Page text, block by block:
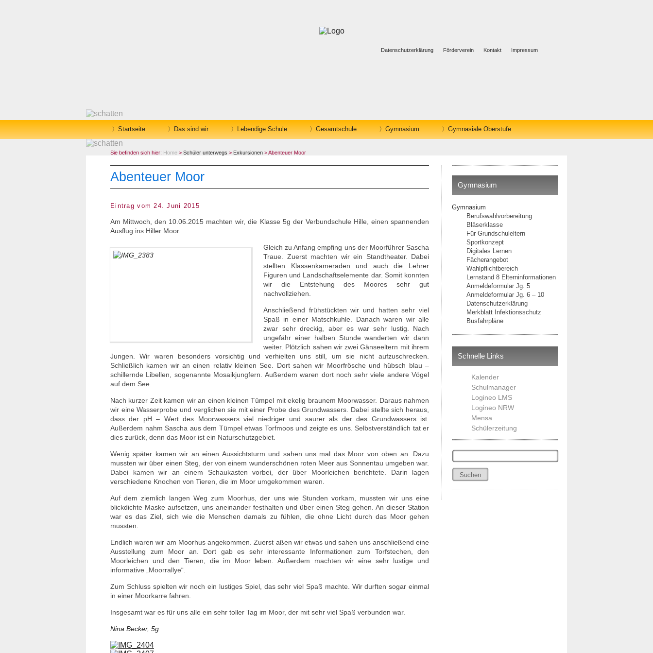
Impressum
Kontakt
Förderverein
Datenschutzerklärung
Startseite Das sind wir Lebendige Schule Gesamtschule Gymnasium Gymnasiale Oberstufe
Sie befinden sich hier: Home > Schüler unterwegs > Exkursionen > Abenteuer Moor
Abenteuer Moor
Eintrag vom 24. Juni 2015
Am Mittwoch, den 10.06.2015 machten wir, die Klasse 5g der Verbundschule Hille, einen spannenden
Ausflug ins Hiller Moor.
Gleich zu Anfang empfing uns der Moorführer Sascha
Traue. Zuerst machten wir ein Standtheater. Dabei
stellten Klassenkameraden und auch die Lehrer
Figuren und Landschaftselemente dar. Somit konnten
wir die Entstehung des Moores sehr gut
nachvollziehen.
Anschließend frühstückten wir und hatten sehr viel
Spaß in einer Matschkuhle. Danach waren wir alle
zwar sehr dreckig, aber es war sehr lustig. Nach
ungefähr einer halben Stunde wanderten wir dann
weiter. Plötzlich sahen wir zwei Gänseeltern mit ihrem
Jungen. Wir waren besonders vorsichtig und verhielten uns still, um sie nicht aufzuschrecken.
Schließlich kamen wir an einen relativ kleinen See. Dort sahen wir Moorfrösche und hübsch blau –
schillernde Libellen, sogenannte Mosaikjungfern. Außerdem waren dort noch sehr viele andere Vögel
auf dem See.
Nach kurzer Zeit kamen wir an einen kleinen Tümpel mit ekelig braunem Moorwasser. Daraus nahmen
wir eine Wasserprobe und verglichen sie mit einer Probe des Grundwassers. Dabei stellte sich heraus,
dass der pH – Wert des Moorwassers viel niedriger und saurer als der des Grundwassers ist.
Außerdem nahm Sascha aus dem Tümpel etwas Torfmoos und zeigte es uns. Selbstverständlich tat er
dies zurück, denn das Moor ist ein Naturschutzgebiet.
Wenig später kamen wir an einen Aussichtsturm und sahen uns mal das Moor von oben an. Dazu
mussten wir über einen Steg, der von einem wunderschönen roten Meer aus Sonnentau umgeben war.
Dabei kamen wir an einem Schaukasten vorbei, der über Moorleichen berichtete. Darin lagen
verschiedene Knochen von Tieren, die im Moor umgekommen waren.
Auf dem ziemlich langen Weg zum Moorhus, der uns wie Stunden vorkam, mussten wir uns eine
blickdichte Maske aufsetzen, uns aneinander festhalten und über einen Steg gehen. An dieser Station
war es das Ziel, sich wie die Menschen damals zu fühlen, die ohne Licht durch das Moor gehen
mussten.
Endlich waren wir am Moorhus angekommen. Zuerst aßen wir etwas und sahen uns anschließend eine
Ausstellung zum Moor an. Dort gab es sehr interessante Informationen zum Torfstechen, den
Moorleichen und den Tieren, die im Moor leben. Außerdem machten wir eine sehr lustige und
informative „Moorrallye“.
Zum Schluss spielten wir noch ein lustiges Spiel, das sehr viel Spaß machte. Wir durften sogar einmal
in einer Moorkarre fahren.
Insgesamt war es für uns alle ein sehr toller Tag im Moor, der mit sehr viel Spaß verbunden war.
Nina Becker, 5g
Gymnasium
Gymnasium
Berufswahlvorbereitung
Bläserklasse
Für Grundschuleltern
Sportkonzept
Digitales Lernen
Fächerangebot
Wahlpflichtbereich
Lernstand 8 Elterninformationen
Anmeldeformular Jg. 5
Anmeldeformular Jg. 6 – 10
Datenschutzerklärung
Merkblatt Infektionsschutz
Busfahrpläne
Schnelle Links
Kalender
Schulmanager
Logineo LMS
Logineo NRW
Mensa
Schülerzeitung
Suchen
nach: